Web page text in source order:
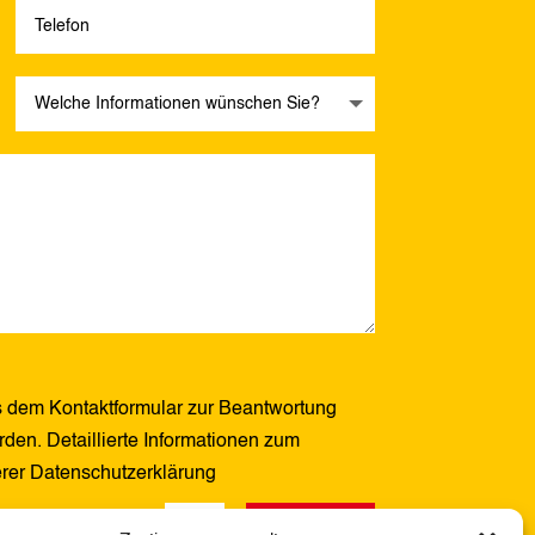
Kontaktformular zur Beantwortung
Detaillierte Informationen zum
Datenschutzerklärung
7 + 13 = Senden